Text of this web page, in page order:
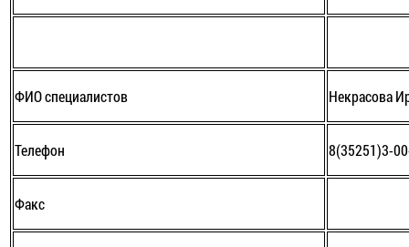
ФИО специалистов Некрасова
Телефон 8(35251)3-
Факс